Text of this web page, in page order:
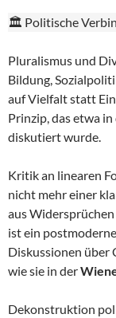
🏛️ Politische
Pluralismus und
Bildung,
auf Vielfalt statt
Prinzip, das etwa
diskutiert wurde.
Kritik an linearen
nicht mehr einer
aus
ist ein
Diskussionen über
wie sie in der
Dekonstruktion